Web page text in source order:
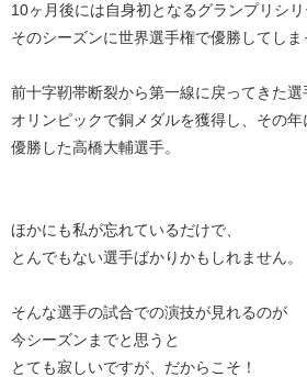
10ヶ月後には自身初となるグランプリシ
そのシーズンに世界選手権で優勝してしま
前十字靭帯断裂から第一線に戻ってきた選
オリンピックで銅メダルを獲得し、その
優勝した高橋大輔選手。
ほかにも私が忘れているだけで、
とんでもない選手ばかりかもしれません。
そんな選手の試合での演技が見れるのが
今シーズンまでと思うと
とても寂しいですが、だからこそ！